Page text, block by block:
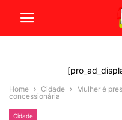
Home Cidade
Mulher é
concessionária
Cidade